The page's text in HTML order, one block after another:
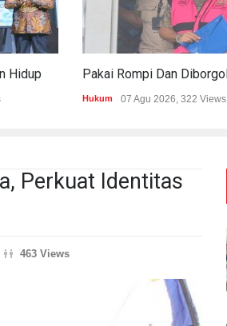
Hukum 07 Agu 2026, 322 Views
Perkuat Identitas
463 Views